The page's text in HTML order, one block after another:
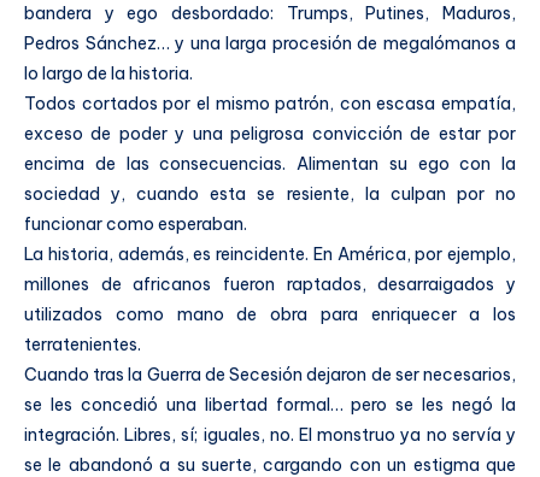
bandera y ego desbordado: Trumps, Putines, Maduros,
Pedros Sánchez… y una larga procesión de megalómanos a
lo largo de la historia.
Todos cortados por el mismo patrón, con escasa empatía,
exceso de poder y una peligrosa convicción de estar por
encima de las consecuencias. Alimentan su ego con la
sociedad y, cuando esta se resiente, la culpan por no
funcionar como esperaban.
La historia, además, es reincidente. En América, por ejemplo,
millones de africanos fueron raptados, desarraigados y
utilizados como mano de obra para enriquecer a los
terratenientes.
Cuando tras la Guerra de Secesión dejaron de ser necesarios,
se les concedió una libertad formal… pero se les negó la
integración. Libres, sí; iguales, no. El monstruo ya no servía y
se le abandonó a su suerte, cargando con un estigma que